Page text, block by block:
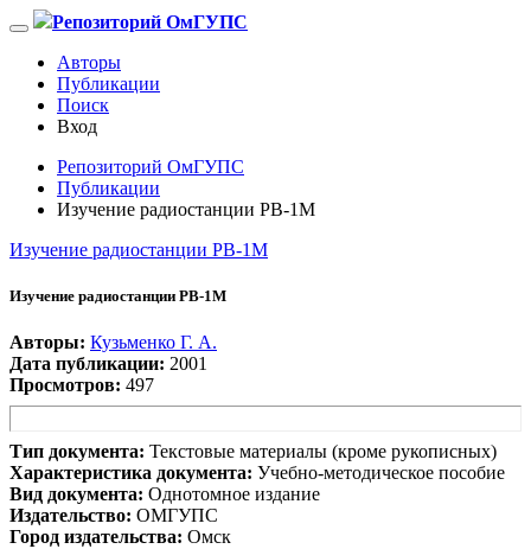
Репозиторий ОмГУПС
Авторы
Публикации
Поиск
Вход
Репозиторий ОмГУПС
Публикации
Изучение радиостанции РВ-1М
Изучение радиостанции РВ-1М
Изучение радиостанции РВ-1М
Авторы: Кузьменко Г. А.
Дата публикации: 2001
Просмотров: 497
Тип документа: Текстовые материалы (кроме рукописных)
Характеристика документа: Учебно-методическое пособие
Вид документа: Однотомное издание
Издательство: ОМГУПС
Город издательства: Омск